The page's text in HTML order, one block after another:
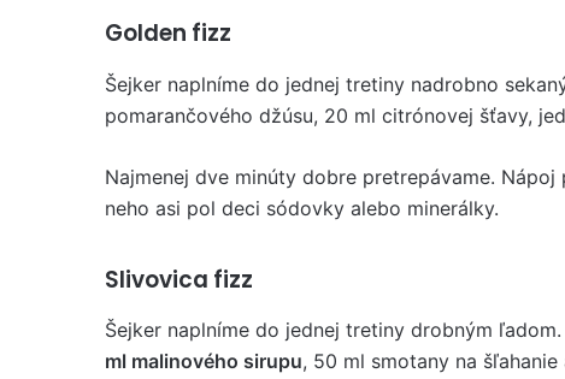
Golden fizz
Šejker naplníme do jednej tretiny nadrobno
pomarančového džúsu, 20 ml citrónovej šťavy,
Najmenej dve minúty dobre pretrepávame.
neho asi pol deci sódovky alebo minerálky.
Slivovica fizz
Šejker naplníme do jednej tretiny drobným
ml malinového sirupu, 50 ml smotany na